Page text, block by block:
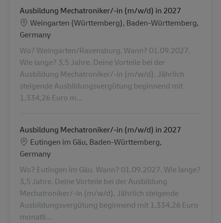
Ausbildung Mechatroniker/-in (m/w/d) in 2027
Konum
Weingarten (Württemberg), Baden-Württemberg,
Germany
Wo? Weingarten/Ravensburg. Wann? 01.09.2027.
Wie lange? 3,5 Jahre. Deine Vorteile bei der
Ausbildung Mechatroniker/-in (m/w/d). Jährlich
steigende Ausbildungsvergütung beginnend mit
1.334,26 Euro m...
Ausbildung Mechatroniker/-in (m/w/d) in 2027
Konum
Eutingen im Gäu, Baden-Württemberg,
Germany
Wo? Eutingen im Gäu. Wann? 01.09.2027. Wie lange?
3,5 Jahre. Deine Vorteile bei der Ausbildung
Mechatroniker/-in (m/w/d). Jährlich steigende
Ausbildungsvergütung beginnend mit 1.334,26 Euro
monatli...